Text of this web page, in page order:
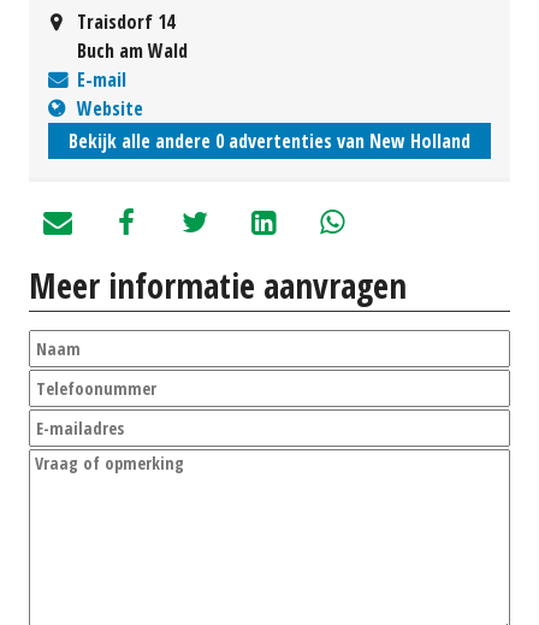
Traisdorf 14
Buch am Wald
E-mail
Website
Bekijk alle andere 0 advertenties van New Holland
Meer informatie aanvragen